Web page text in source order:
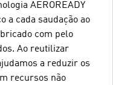
AEROREADY
a cada saudação ao
com pelo
Ao reutilizar
a reduzir os
recursos não